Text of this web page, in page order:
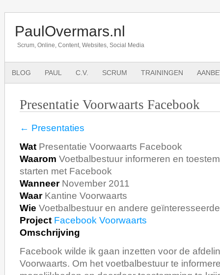
PaulOvermars.nl
Scrum, Online, Content, Websites, Social Media
BLOG PAUL C.V. SCRUM TRAININGEN
Presentatie Voorwaarts Facebook
← Presentaties
Wat Presentatie Voorwaarts Facebook
Waarom Voetbalbestuur informeren en
starten met Facebook
WanneerNovember 2011
WaarKantine Voorwaarts
Wie Voetbalbestuur en andere
Project Facebook Voorwaarts
Omschrijving
Facebook wilde ik gaan inzetten voor de
Voorwaarts. Om het voetbalbestuur te